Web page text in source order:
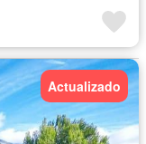
Actualizado